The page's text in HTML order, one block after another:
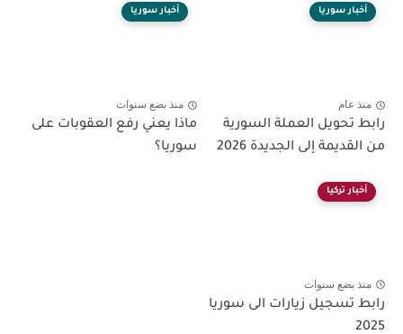
أخبار سوريا
منذ عام
رابط تحويل العملة السورية
من القديمة إلى الجديدة 2026
أخبار سوريا
منذ بضع سنوات
ماذا يعني رفع العقوبات على
سوريا؟
أخبار تركيا
منذ بضع سنوات
رابط تسجيل زيارات الى سوريا
2025